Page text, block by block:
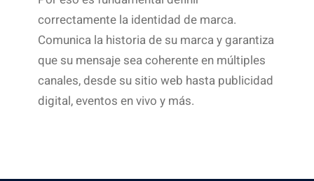
correctamente la identidad de marca.
Comunica la historia de su marca y garantiza
que su mensaje sea coherente en múltiples
canales, desde su sitio web hasta publicidad
digital, eventos en vivo y más.